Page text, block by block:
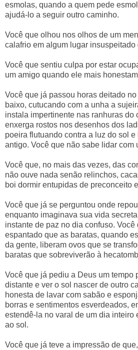
esmolas, quando a quem pede
ajudá-lo a seguir outro caminho.
Você que olhou nos olhos de um
calafrio em algum lugar insuspeitado
Você que sentiu culpa por estar
um amigo quando ele mais
Você que já passou horas deitado
baixo, cutucando com a unha a
instala impertinente nas ranhuras do
enxerga rostos nos desenhos dos
poeira flutuando contra a luz do sol
antigo. Você que não sabe lidar com
Você que, no mais das vezes, das
não ouve nada senão relinchos,
boi dormir entupidas de preconceito
Você que já se perguntou onde
enquanto imaginava sua vida
instante de paz no dia confuso. Você
espantado que as baratas, quando
da gente, liberam ovos que se
baratas que sobreviverão à
Você que já pediu a Deus um tempo
distante e ver o sol nascer de outro
honesta de lavar com sabão e
borras e sentimentos esverdeados,
estendê-la no varal de um dia inteiro
ao sol.
Você que já teve a impressão de